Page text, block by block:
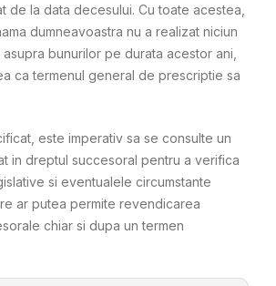
de la data decesului. Cu toate acestea,
dumneavoastra nu a realizat niciun
bunurilor pe durata acestor ani,
ca termenul general de prescriptie sa
este imperativ sa se consulte un
in dreptul succesoral pentru a verifica
si eventualele circumstante
ar putea permite revendicarea
chiar si dupa un termen